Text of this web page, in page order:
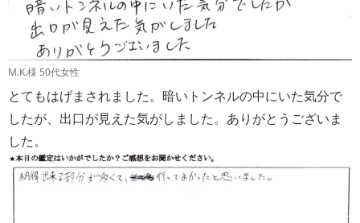
M.K.様 50代女性
とてもはげまされました。暗いトンネルの中にいた気分で
したが、出口が見えた気がしました。ありがとうございま
した。